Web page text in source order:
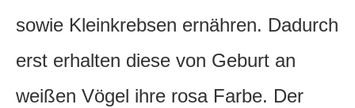
sowie Kleinkrebsen ernähren. Dadurch
erst erhalten diese von Geburt an
weißen Vögel ihre rosa Farbe. Der